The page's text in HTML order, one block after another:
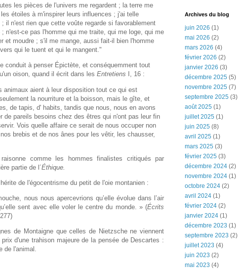
les pièces de l'univers me regardent ; la terre me
étoiles à m'inspirer leurs influences ; j'ai telle
il n'est rien que cette voûte regarde si favorablement
n'est-ce pas l'homme qui me traite, qui me loge, qui me
et moudre ; s'il me mange, aussi fait-il bien l'homme
qui le tuent et qui le mangent."
conduit à penser Épictète, et conséquemment tout
oison, quand il écrit dans les Entretiens I, 16 :
animaux aient à leur disposition tout ce qui est
la nourriture et la boisson, mais le gîte, et
de tapis, d' habits, tandis que nous, nous en avons
de pareils besoins chez des êtres qui n'ont pas leur fin
Vois quelle affaire ce serait de nous occuper non
brebis et de nos ânes pour les vêtir, les chausser,
comme les hommes finalistes critiqués par
partie de l´Éthique.
de l'égocentrisme du petit de l'oie montanien :
nous nous apercevrions qu’elle évolue dans l’air
sent avec elle voler le centre du monde. » (Écrits
de Montaigne que celles de Nietzsche ne viennent
d'une trahison majeure de la pensée de Descartes :
de l'animal.
Archives du blog
juin 2026 (1)
mai 2026 (2)
mars 2026 (4)
février 2026 (2)
janvier 2026 (3)
décembre 2025 (5)
novembre 2025 (7)
septembre 2025 (3)
août 2025 (1)
juillet 2025 (1)
juin 2025 (8)
avril 2025 (1)
mars 2025 (3)
février 2025 (3)
décembre 2024 (2)
novembre 2024 (1)
octobre 2024 (2)
avril 2024 (1)
février 2024 (2)
janvier 2024 (1)
décembre 2023 (1)
septembre 2023 (2)
juillet 2023 (4)
juin 2023 (2)
mai 2023 (4)